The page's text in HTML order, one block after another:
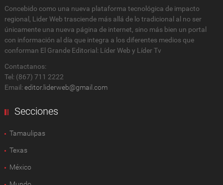
Concebido como una nueva plataforma tecnológica de impacto
regional, Lider Web trasciende más allá de lo tradicional al no ser
únicamente una nueva página de internet, sino más bien un portal
con información al día que integra a los diferentes medios que
conforman El Grande Editorial: Líder Web y Líder Tv
Contactanos:
Tel: (867) 711 2222
Email: editor.liderweb@gmail.com
Secciones
Tamaulipas
Texas
México